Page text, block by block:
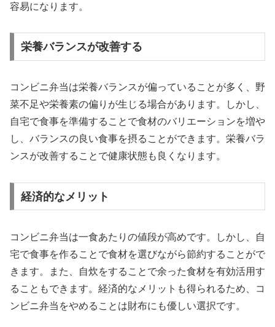
容易になります。
栄養バランスが改善する
コンビニ弁当は栄養バランスが偏っていることが多く、野
菜不足や栄養素の偏りが生じる場合があります。しかし、
自宅で食事を準備することで食材のバリエーションを増や
し、バランスの良い食事を摂ることができます。栄養バラ
ンスが改善することで健康状態も良くなります。
経済的なメリット
コンビニ弁当は一食あたりの値段が高めです。しかし、自
宅で食事を作ることで食材を選びながら節約することがで
きます。また、自炊をすることで余った食材を有効活用す
ることもできます。経済的なメリットも得られるため、コ
ンビニ弁当をやめることは財布にも優しい選択です。